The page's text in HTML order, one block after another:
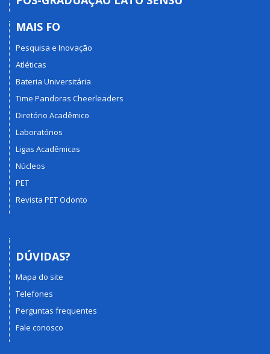
MAIS FO
Pesquisa e Inovação
Atléticas
Bateria Universitária
Time Pandoras Cheerleaders
Diretório Acadêmico
Laboratórios
Ligas Acadêmicas
Núcleos
PET
Revista PET Odonto
DÚVIDAS?
Mapa do site
Telefones
Perguntas frequentes
Fale conosco